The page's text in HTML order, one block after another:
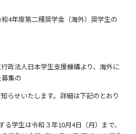
4年度第二種奨学金（海外）奨学生の
政法人日本学生支援機構より、海外に
集の
らせいたします。詳細は下記のとおり
る学生は令和３年10月4日（月）まで、